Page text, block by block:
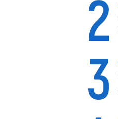
2
3